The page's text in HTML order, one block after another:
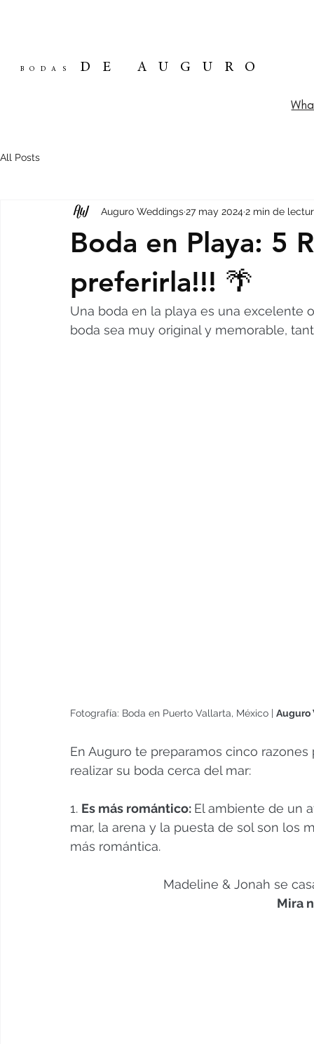
BODAS DE AUGURO
All Posts
Boda en Playa: 5
preferirla!!! 🌴
Auguro Weddings27 may 20242 min de
Una boda en la playa es una excelente
boda sea muy original y memorable,
Fotografía: Boda en Puerto Vallarta, México | Auguro
En Auguro te preparamos cinco
realizar su boda cerca del mar:
1. Es más romántico: El ambiente de un
mar, la arena y la puesta de sol son los
más romántica.
Madeline & Jonah se
Mira